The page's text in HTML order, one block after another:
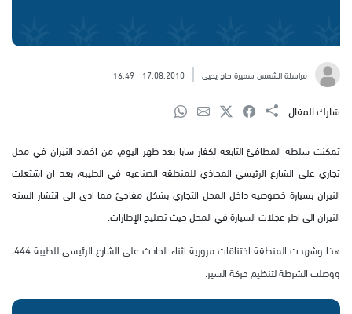
مراسلة الشمس سميرة حاج يحيى 17.08.2010
16:49
شارك المقال
تمكنت سلطة المطافئ التابعه لكفار سابا بعد ظهر اليوم، من اخماد النيران في محل
تجاري على الشارع الرئيسي المحاذي للمنطقة الصناعية في الطيبة، بعد ان اشتعلت
النيران بسيارة خصوصية داخل المحل التجاري بشكل مفاجئ مما ادى الى انتشار السنة
النيران الى اطر عجلات السيارة في المحل حيث تصليح الإطارات.
هذا وشهدت المنطقة اختناقات مرورية اثناء الحادث على الشارع الرئيسي للطيبة 444،
ووصلت الشرطة لتنظيم حركة السير.